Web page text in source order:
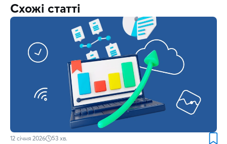
Схожі статті
12 січня 2026 53 хв.